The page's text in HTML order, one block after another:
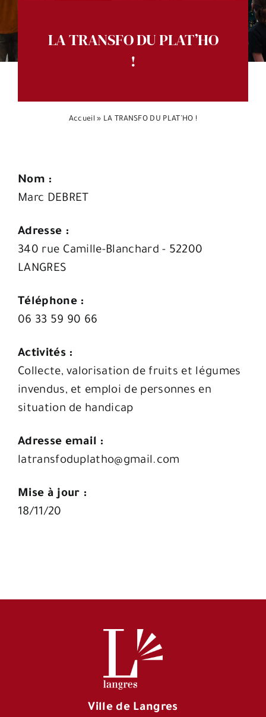
LA TRANSFO DU PLAT’HO
!
Accueil » LA TRANSFO DU PLAT’HO !
Nom :
Marc DEBRET
Adresse :
340 rue Camille-Blanchard - 52200
LANGRES
Téléphone :
06 33 59 90 66
Activités :
Collecte, valorisation de fruits et légumes
invendus, et emploi de personnes en
situation de handicap
Adresse email :
latransfoduplatho@gmail.com
Mise à jour :
18/11/20
Ville de Langres